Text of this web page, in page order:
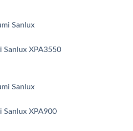
Sanlux XPA3550
Sanlux XPA900